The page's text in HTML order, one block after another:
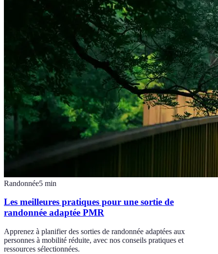
Randonnée5 min
Les meilleures pratiques pour une sortie de
randonnée adaptée PMR
Apprenez à planifier des sorties de randonnée adaptées aux
personnes à mobilité réduite, avec nos conseils pratiques et
ressources sélectionnées.